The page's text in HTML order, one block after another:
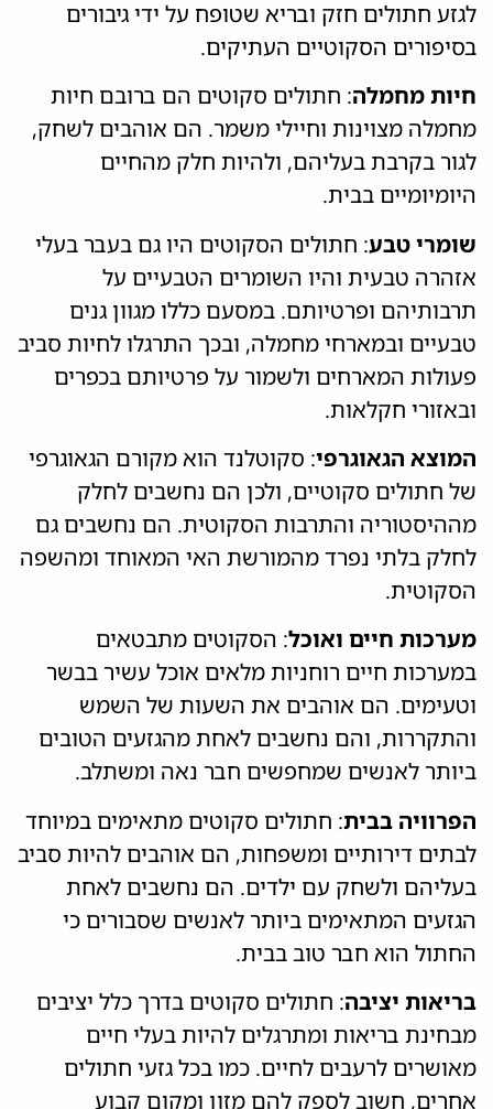
לגזע חתולים חזק ובריא שטופח על ידי גיבורים
בסיפורים הסקוטיים העתיקים.
חיות מחמלה: חתולים סקוטים הם ברובם חיות
מחמלה מצוינות וחיילי משמר. הם אוהבים לשחק,
לגור בקרבת בעליהם, ולהיות חלק מהחיים
היומיומיים בבית.
שומרי טבע: חתולים הסקוטים היו גם בעבר בעלי
אזהרה טבעית והיו השומרים הטבעיים על
תרבותיהם ופרטיותם. במסעם כללו מגוון גנים
טבעיים ובמארחי מחמלה, ובכך התרגלו לחיות סביב
פעולות המארחים ולשמור על פרטיותם בכפרים
ובאזורי חקלאות.
המוצא הגאוגרפי: סקוטלנד הוא מקורם הגאוגרפי
של חתולים סקוטיים, ולכן הם נחשבים לחלק
מההיסטוריה והתרבות הסקוטית. הם נחשבים גם
לחלק בלתי נפרד מהמורשת האי המאוחד ומהשפה
הסקוטית.
מערכות חיים ואוכל: הסקוטים מתבטאים
במערכות חיים רוחניות מלאים אוכל עשיר בבשר
וטעימים. הם אוהבים את השעות של השמש
והתקררות, והם נחשבים לאחת מהגזעים הטובים
ביותר לאנשים שמחפשים חבר נאה ומשתלב.
הפרוויה בבית: חתולים סקוטים מתאימים במיוחד
לבתים דירותיים ומשפחות, הם אוהבים להיות סביב
בעליהם ולשחק עם ילדים. הם נחשבים לאחת
הגזעים המתאימים ביותר לאנשים שסבורים כי
החתול הוא חבר טוב בבית.
בריאות יציבה: חתולים סקוטים בדרך כלל יציבים
מבחינת בריאות ומתרגלים להיות בעלי חיים
מאושרים לרעבים לחיים. כמו בכל גזעי חתולים
אחרים, חשוב לספק להם מזון ומקום קבוע